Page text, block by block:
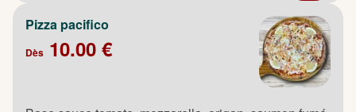
Pizza pacifico
Dès 10.00 €